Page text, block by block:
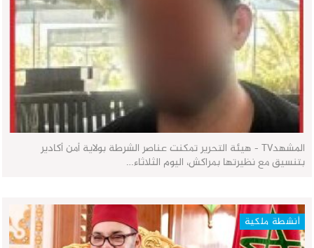
المشهدTV - هيئة التحرير تمكنت عناصر الشرطة بولاية أمن أكادير
بتنسيق مع نظيرتها بمراكش، اليوم الثلاثاء…
أنشطة ملكية